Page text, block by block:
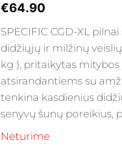
€64.90
SPECIFIC CGD-XL
didžiųjų ir milžinų
kg ), pritaikytas
atsirandantiems su
tenkina kasdienius
senyvų šunų poreikius,
Neturime